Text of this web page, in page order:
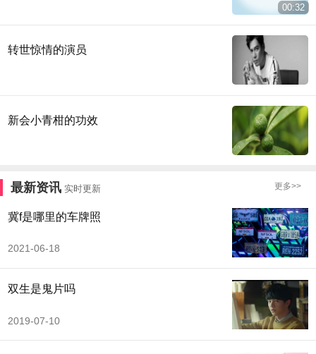
00:32
转世惊情的演员
新会小青柑的功效
最新资讯 实时更新 更多>>
冀f是哪里的车牌照
2021-06-18
双生是鬼片吗
2019-07-10